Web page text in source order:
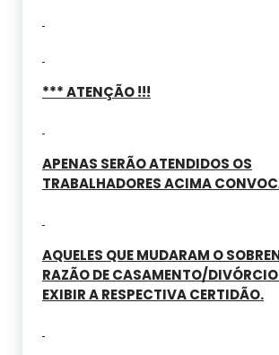
*** ATENÇÃO !!!
APENAS SERÃO ATENDIDOS OS
TRABALHADORES ACIMA
AQUELES QUE MUDARAM O
RAZÃO DE CASAMENTO/DIVÓRCIO
EXIBIR A RESPECTIVA CERTIDÃO.